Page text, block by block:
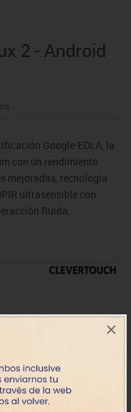
×
2 - Android
Google-EDLA, la
con un rendimiento
mejoradas, tecnología
ultrasensible con
fluida,
-